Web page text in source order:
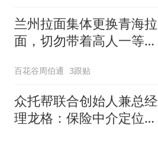
兰州拉面集体更换青海拉
面，切勿带着高人一等的
百花谷周伯通 3跟贴
众托帮联合创始人兼总经
理龙格：保险中介定位